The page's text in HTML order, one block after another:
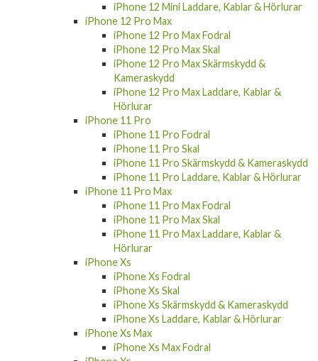
iPhone 12 Pro Max
iPhone 12 Pro Max Fodral
iPhone 12 Pro Max Skal
iPhone 12 Pro Max Skärmskydd &
Kameraskydd
iPhone 12 Pro Max Laddare, Kablar &
Hörlurar
iPhone 11 Pro
iPhone 11 Pro Fodral
iPhone 11 Pro Skal
iPhone 11 Pro Skärmskydd & Kameraskydd
iPhone 11 Pro Laddare, Kablar & Hörlurar
iPhone 11 Pro Max
iPhone 11 Pro Max Fodral
iPhone 11 Pro Max Skal
iPhone 11 Pro Max Laddare, Kablar &
Hörlurar
iPhone Xs
iPhone Xs Fodral
iPhone Xs Skal
iPhone Xs Skärmskydd & Kameraskydd
iPhone Xs Laddare, Kablar & Hörlurar
iPhone Xs Max
iPhone Xs Max Fodral
iPhone Xr